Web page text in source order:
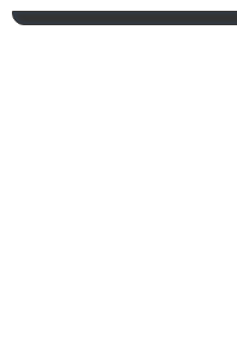
고